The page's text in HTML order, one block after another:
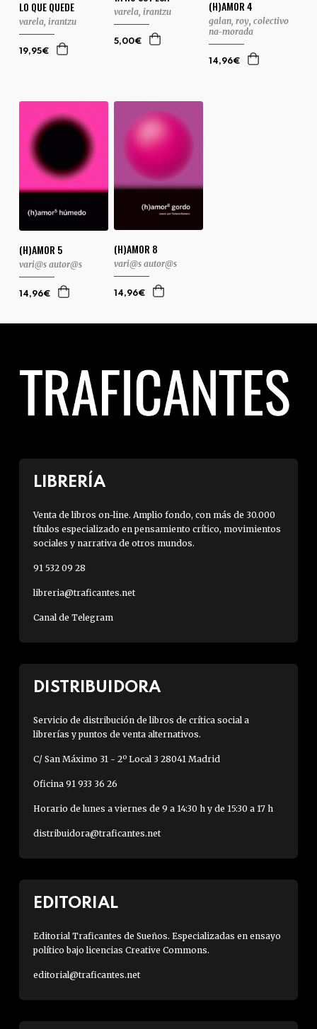
LO QUE QUEDE
varela, irantzu
19,95€
varela, irantzu
5,00€
(H)AMOR 4
galan, roy, colectivo
na-morada
14,96€
(H)AMOR 5
vari@s autor@s
14,96€
(H)AMOR 8
vari@s autor@s
14,96€
LIBRERÍA
Venta de libros on-line. Amplio fondo, con más de 30.000
títulos especializado en pensamiento crítico, movimientos
sociales y narrativa de otros mundos.
91 532 09 28
libreria@traficantes.net
Canal de Telegram
DISTRIBUIDORA
Servicio de distribución de libros de crítica social a
librerías y puntos de venta alternativos.
C/ San Máximo 31 - 2º Local 3 28041 Madrid
Oficina 91 933 36 26
Horario de lunes a viernes de 9 a 14:30 h y de 15:30 a 17 h
distribuidora@traficantes.net
EDITORIAL
Editorial Traficantes de Sueños. Especializadas en ensayo
político bajo licencias Creative Commons.
editorial@traficantes.net